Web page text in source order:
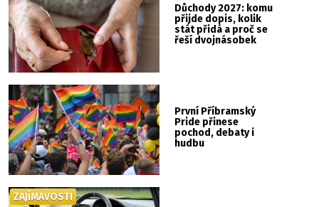
Důchody 2027: komu
přijde dopis, kolik
stát přidá a proč se
řeší dvojnásobek
První Příbramský
Pride přinese
pochod, debaty i
hudbu
ZAJÍMAVOSTI